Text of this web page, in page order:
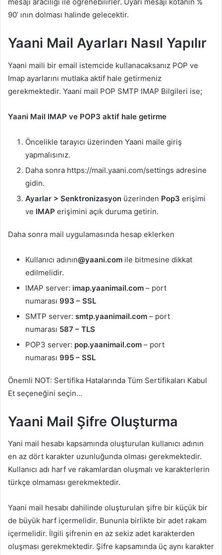
90’ ının dolması halinde gelecektir.
Yaani Mail Ayarları Nasıl Yapılır
Yaani maili bir email istemcide kullanacaksanız POP ve
Imap ayarlarını mutlaka aktif hale getirmeniz
gerekmektedir. Yaani mail POP SMTP IMAP Bilgileri ise;
Yaani Mail IMAP ve POP3 aktif hale getirme
Öncelikle tarayıcı üzerinden Yaani maile giriş
yapmalısınız.
Daha sonra https://mail.yaani.com/settings adresine
gidin.
Ayarlar > Senktronizasyon üzerinden Pop3 erişimi
ve IMAP erişimini açık duruma getirin.
Daha sonra mail uygulamasında hesap eklerken
Kullanıcı adının@yaani.com ile bitmesine dikkat
edilmelidir.
IMAP server: imap.yaanimail.com – port
numarası 993 – SSL
SMTP server: smtp.yaanimail.com – port
numarası 587 – TLS
POP3 server: pop.yaanimail.com – port
numarası 995 – SSL
Önemli NOT: Sertifika Hatalarında Tüm Sertifikaları Kabul
Et seçeneğini seçin…
Yaani Mail Şifre Oluşturma
Yani mail hesabı kapsamında oluşturulan kullanıcı adının
en az dört karakter uzunluğunda olması gerekmektedir.
Kullanıcı adı harf ve rakamlardan oluşmalı ve karakterlerin
türkçe olmaması gerekmektedir.
Yaani mail hesabı dahilinde oluşturulan şifre bir küçük bir
de büyük harf içermelidir. Bununla birlikte bir adet rakam
içermelidir. İlgili şifrenin en az sekiz adet karakterden
oluşması gerekmektedir. Şifre kapsamında üç aynı karakter